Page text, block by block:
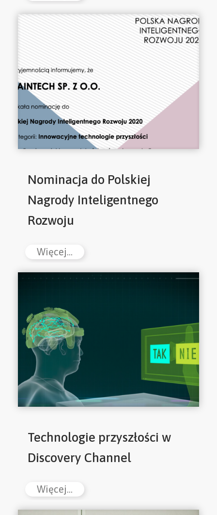
Nominacja do Polskiej
Nagrody Inteligentnego
Rozwoju
Więcej...
Technologie przyszłości w
Discovery Channel
Więcej...